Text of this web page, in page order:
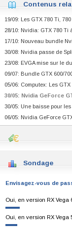
Contenus
19/09: Les GTX 780 Ti, 780
28/10: Nvidia: GTX 780 Ti
17/10: Nouveau bundle
30/08: Nvidia passe de
23/08: EVGA mise sur le
09/07: Bundle GTX 600/
05/06: Computex: Les GTX
30/05: Nvidia GeForce
30/05: Une baisse pour les
06/05: Nvidia GeForce
Sondage
Envisagez-vous de
Oui, en version RX Vega
Oui, en version RX Vega